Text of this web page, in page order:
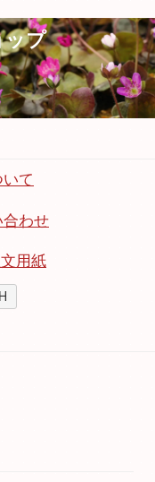
ップ
て
合わせ
用紙